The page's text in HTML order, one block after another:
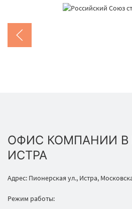
ОФИС КОМПАНИИ В
ИСТРА
Адрес: Пионерская ул., Истра,
Режим работы: